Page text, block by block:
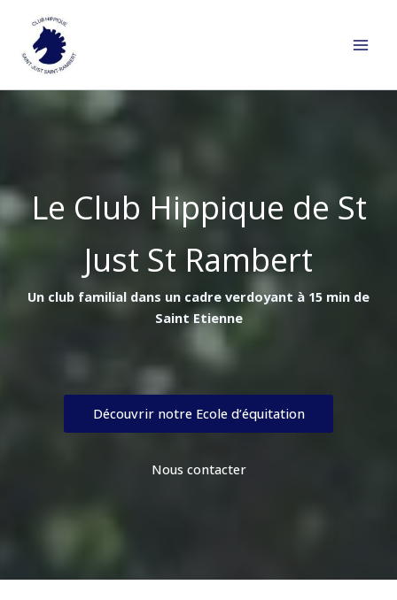
contenu
Le Club Hippique de St
Just St Rambert
Un club familial dans un cadre verdoyant à 15 min de
Saint Etienne
Découvrir notre Ecole d’équitation
Nous contacter